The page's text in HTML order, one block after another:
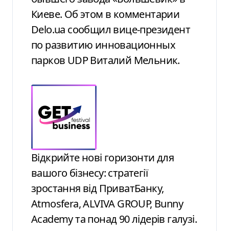
Киеве. Об этом в комментарии
Delo.ua сообщил вице-президент
по развитию инновационных
парков UDP Виталий Мельник.
Відкрийте нові горизонти для
вашого бізнесу: стратегії
зростання від ПриватБанку,
Atmosfera, ALVIVA GROUP, Bunny
Academy та понад 90 лідерів галузі.